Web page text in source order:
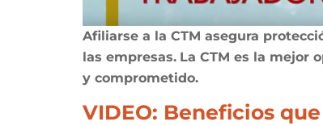
Afiliarse a la CTM asegura
las empresas. La CTM es la mejor
y comprometido.
VIDEO: Beneficios